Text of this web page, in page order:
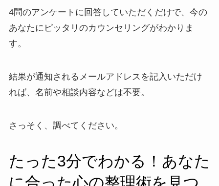
4問のアンケートに回答していただくだけで、今の
あなたにピッタリのカウンセリングがわかりま
す。
結果が通知されるメールアドレスを記入いただけ
れば、名前や相談内容などは不要。
さっそく、調べてください。